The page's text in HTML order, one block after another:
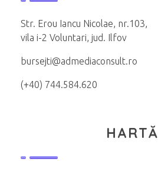
Str. Erou Iancu Nicolae, nr.103,
vila i-2 Voluntari, jud. Ilfov
bursejti@admediaconsult.ro
(+40) 744.584.620
HARTĂ